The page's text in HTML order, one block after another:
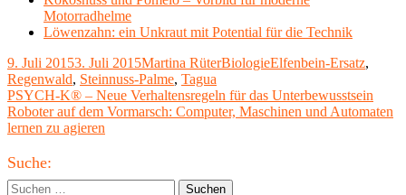
Motorradhelme
Löwenzahn: ein Unkraut mit Potential für die Technik
Veröffentlicht
am
9. Juli 20153. Juli 2015Autor
Martina RüterKategorien
BiologieSchlagwörter
Elfenbein-Ersatz,
Regenwald, Steinnuss-Palme, Tagua
Beitragsnavigation
Vorheriger
Beitrag:
PSYCH-K® – Neue Verhaltensregeln für das Unterbewusstsein
Nächster
Beitrag
Roboter auf dem Vormarsch: Computer, Maschinen und Automaten
lernen zu agieren
Haupt-
Seitenleiste
Suche:
Suchen